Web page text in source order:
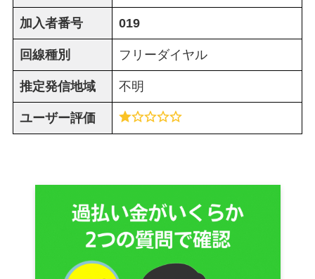
加入者番号 019
回線種別 フリーダイヤル
推定発信地域 不明
ユーザー評価